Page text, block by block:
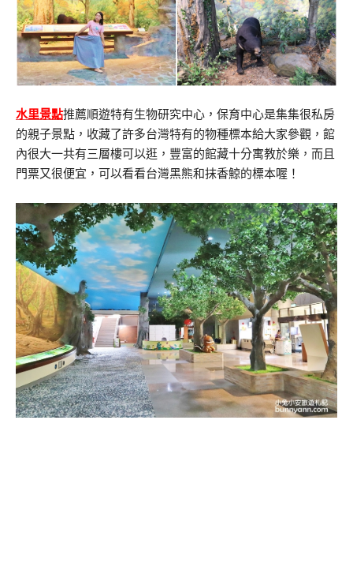
水里景點推薦順遊特有生物研究中心，保育中心是集集很私房
的親子景點，收藏了許多台灣特有的物種標本給大家參觀，館
內很大一共有三層樓可以逛，豐富的館藏十分寓教於樂，而且
門票又很便宜，可以看看台灣黑熊和抹香鯨的標本喔！